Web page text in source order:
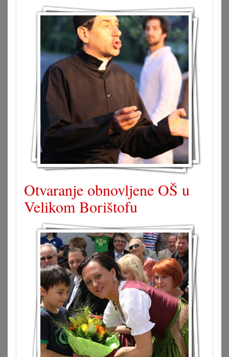
Otvaranje obnovljene OŠ u
Velikom Borištofu